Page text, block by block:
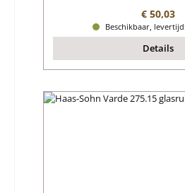
Normale
€ 50,03
Beschikbaar,
Details